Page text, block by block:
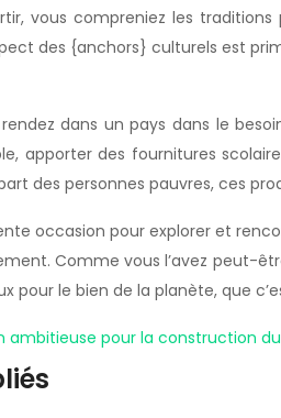
vous compreniez les
des {anchors} culturels est
dans un pays dans le
apporter des fournitures
des personnes pauvres, ces
occasion pour explorer et
Comme vous l’avez peut-
pour le bien de la planète, que
ambitieuse pour la construction